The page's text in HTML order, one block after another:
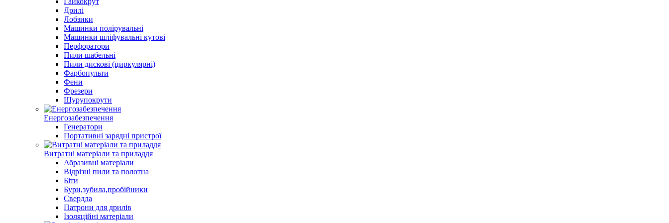
Дрилі
Лобзики
Машинки полірувальні
Машинки шліфувальні кутові
Перфоратори
Пили шабельні
Пили дискові (циркулярні)
Фарбопульти
Фени
Фрезери
Шурупокрути
Енергозабезпечення
Генератори
Портативні зарядні пристрої
Витратні матеріали та приладдя
Абразивні матеріали
Відрізні пили та полотна
Біти
Бури,зубила,пробійники
Свердла
Патрони для дрилів
Ізоляційні матеріали